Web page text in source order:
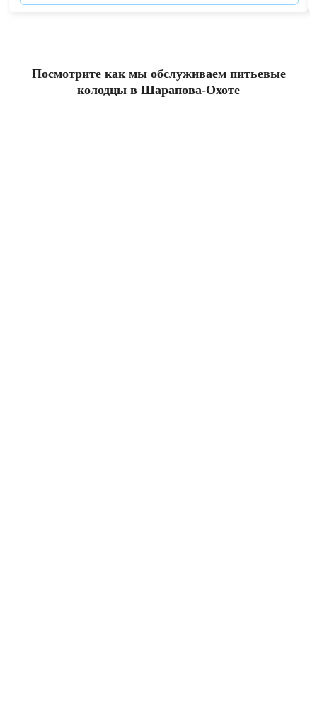
Посмотрите как мы обслуживаем питьевые
колодцы в Шарапова-Охоте